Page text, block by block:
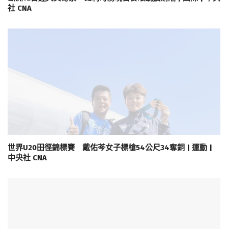
社 CNA
世界U20田徑錦標賽 戴佑芩女子標槍54公尺34奪銅 | 運動 |
中央社 CNA